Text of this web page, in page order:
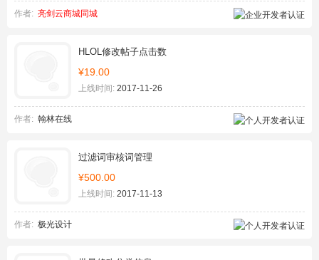
作者: 亮剑云商城同城
HLOL修改帖子点击数
¥19.00
上线时间: 2017-11-26
作者: 翰林在线
过滤词审核词管理
¥500.00
上线时间: 2017-11-13
作者: 极光设计